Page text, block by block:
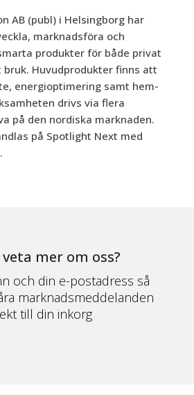
AB (publ) i Helsingborg har
marknadsföra och
produkter för både privat
Huvudprodukter finns att
energioptimering samt hem-
drivs via flera
på den nordiska marknaden.
på Spotlight Next med
mer om oss?
och din e-postadress så
marknadsmeddelanden
till din inkorg